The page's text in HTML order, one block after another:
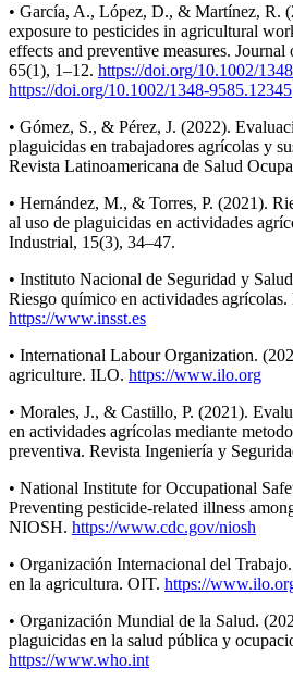
• García, A., López, D., & Martínez, R.
exposure to pesticides in agricultural
effects and preventive measures.
65(1), 1–12. https://doi.org/10.1002/
https://doi.org/10.1002/1348-9585.12345
• Gómez, S., & Pérez, J. (2022).
plaguicidas en trabajadores agrícolas y
Revista Latinoamericana de Salud
• Hernández, M., & Torres, P. (2021).
al uso de plaguicidas en actividades
Industrial, 15(3), 34–47.
• Instituto Nacional de Seguridad y
Riesgo químico en actividades agrícolas.
https://www.insst.es
• International Labour Organization.
agriculture. ILO. https://www.ilo.org
• Morales, J., & Castillo, P. (2021).
en actividades agrícolas mediante
preventiva. Revista Ingeniería y
• National Institute for Occupational
Preventing pesticide-related illness
NIOSH. https://www.cdc.gov/niosh
• Organización Internacional del
en la agricultura. OIT. https://
• Organización Mundial de la Salud.
plaguicidas en la salud pública y
https://www.who.int